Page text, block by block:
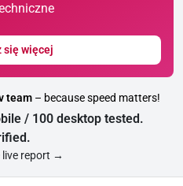
się więcej
team– because speed matters!
/ 100 desktop tested.
live report →